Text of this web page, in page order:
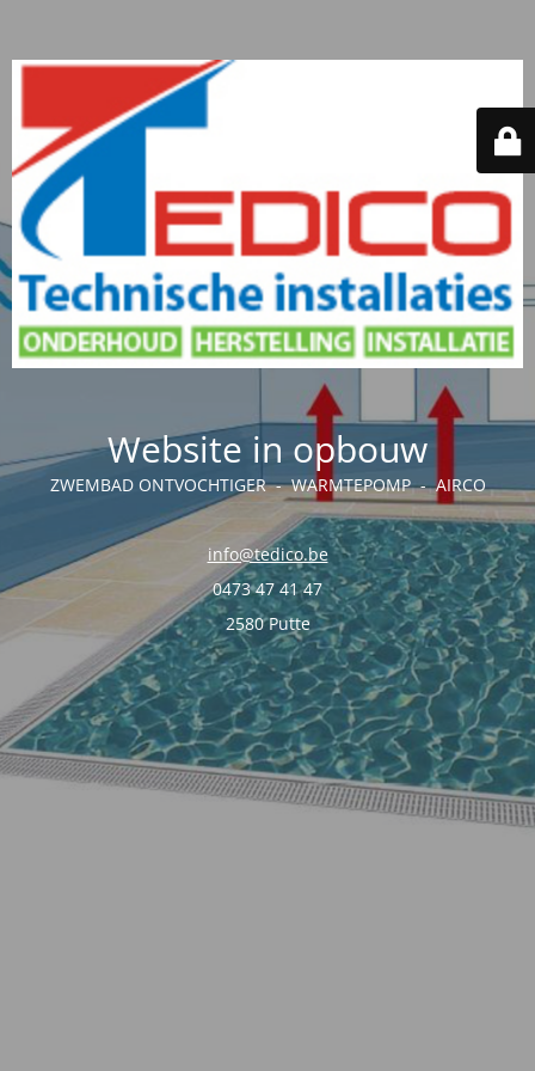
Website in opbouw
ZWEMBAD ONTVOCHTIGER - WARMTEPOMP - AIRCO
info@tedico.be
0473 47 41 47
2580 Putte